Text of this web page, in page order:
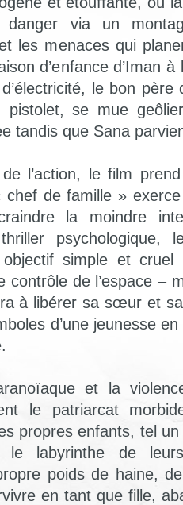
danger via un
les menaces qui
d’enfance d’Iman
le bon père
se mue
tandis que Sana
l’action, le film
chef de famille »
la moindre
psychologique,
simple et cruel
contrôle de l’espace –
à libérer sa sœur et
d’une jeunesse
et la
le patriarcat
propres enfants, tel
le labyrinthe de
poids de haine,
en tant que fille,